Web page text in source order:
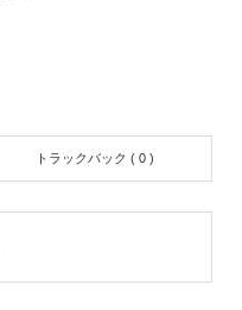
トラックバック ( 0 )